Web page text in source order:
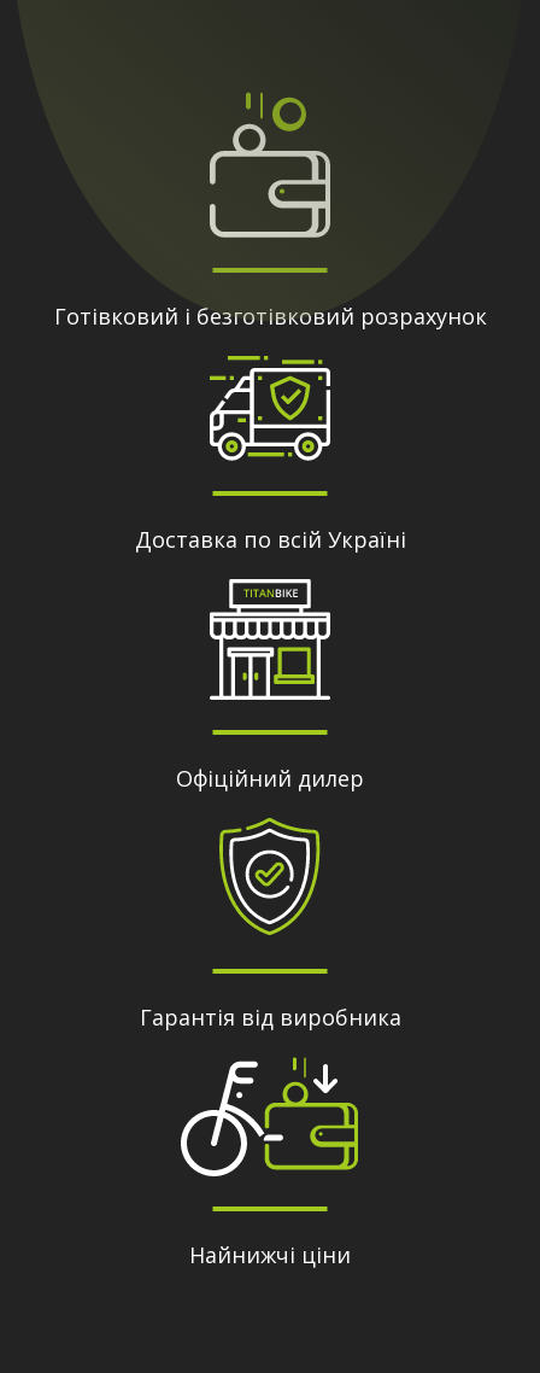
Готівковий і безготівковий розрахунок
Доставка по всій Україні
Офіційний дилер
Гарантія від виробника
Найнижчі ціни